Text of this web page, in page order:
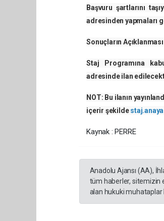
Başvuru şartlarını
adresinden yapmaları
Sonuçların Açıklanması
Staj Programına
adresinde ilan
NOT: Bu ilanın
içerir şekilde
Kaynak : PERRE
Anadolu Ajansı (AA),
tüm haberler, sitemizin
alan hukuki muhataplar